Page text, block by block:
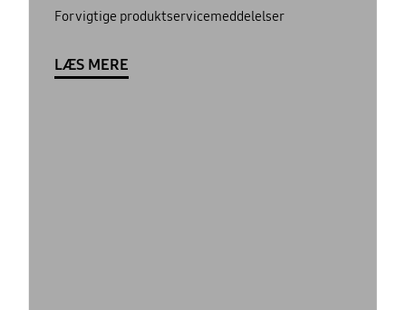
For vigtige produktservicemeddelelser
LÆS MERE